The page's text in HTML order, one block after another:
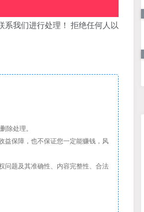
我们进行处理！ 拒绝任何人以
除处理。
益保障，也不保证您一定能赚钱，风
问题及其准确性、内容完整性、合法